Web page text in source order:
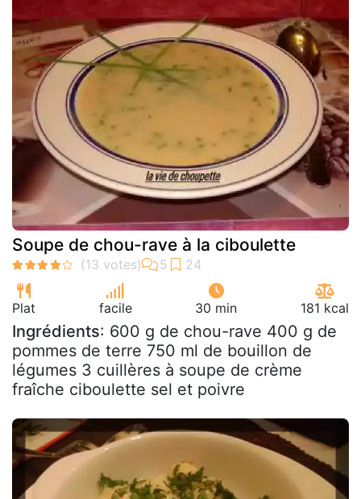
Soupe de chou-rave à la ciboulette
Plat facile 30 min 181 kcal
Ingrédients: 600 g de chou-rave 400 g de
pommes de terre 750 ml de bouillon de
légumes 3 cuillères à soupe de crème
fraîche ciboulette sel et poivre